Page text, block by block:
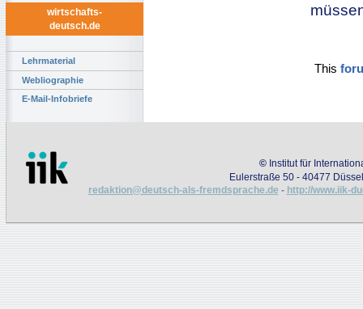
wirtschafts-
deutsch.de
Lehrmaterial
Webliographie
E-Mail-Infobriefe
This
© Institut für
Eulerstraße 50 - 40477
redaktion@deutsch-als-fremdsprache.de - http://www.iik-